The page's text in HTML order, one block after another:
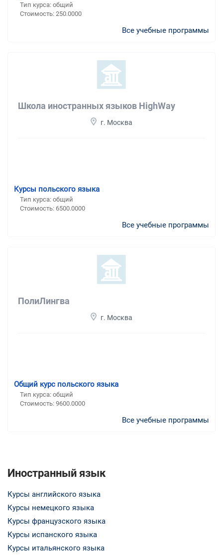
Тип курса: общий
Стоимость: 250.0000
Все учебные программы
Школа иностранных языков HighWay
г. Москва
Курсы польского языка
Тип курса: общий
Стоимость: 6500.0000
Все учебные программы
ПолиЛингва
г. Москва
Общий курс польского языка
Тип курса: общий
Стоимость: 9600.0000
Все учебные программы
Иностранный язык
Курсы английского языка
Курсы немецкого языка
Курсы французского языка
Курсы испанского языка
Курсы итальянского языка